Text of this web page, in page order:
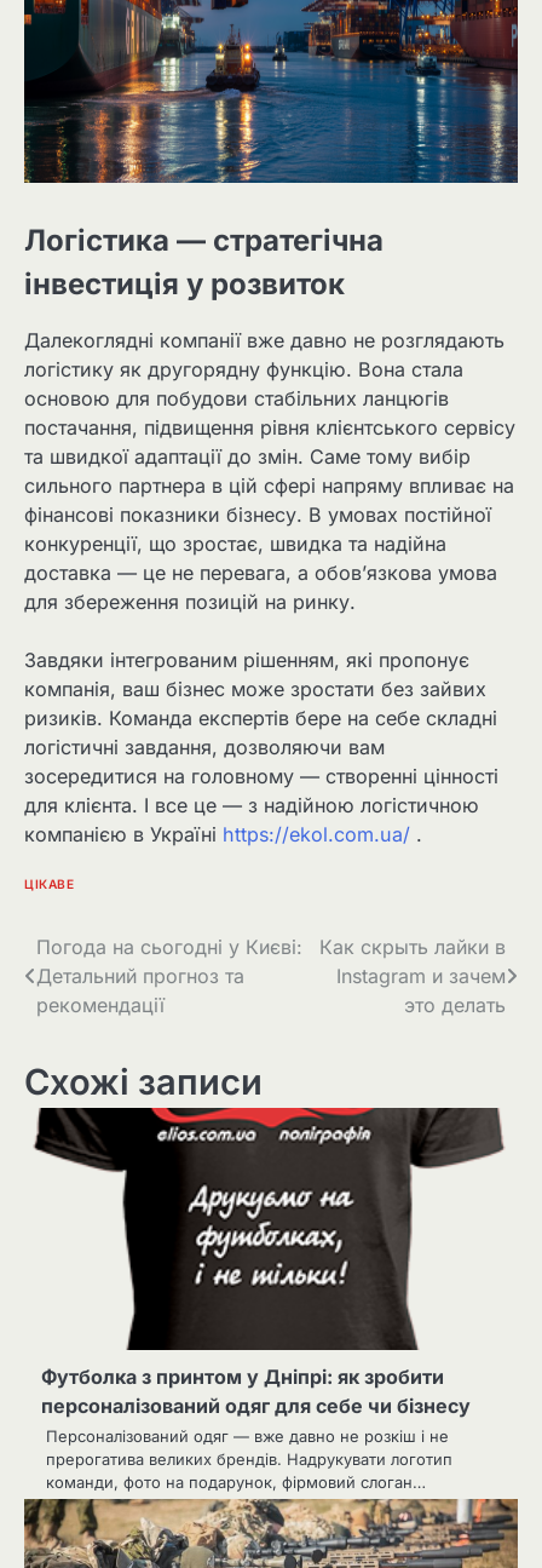
Логістика — стратегічна
інвестиція у розвиток
Далекоглядні компанії вже давно не розглядають
логістику як другорядну функцію. Вона стала
основою для побудови стабільних ланцюгів
постачання, підвищення рівня клієнтського сервісу
та швидкої адаптації до змін. Саме тому вибір
сильного партнера в цій сфері напряму впливає на
фінансові показники бізнесу. В умовах постійної
конкуренції, що зростає, швидка та надійна
доставка — це не перевага, а обов’язкова умова
для збереження позицій на ринку.
Завдяки інтегрованим рішенням, які пропонує
компанія, ваш бізнес може зростати без зайвих
ризиків. Команда експертів бере на себе складні
логістичні завдання, дозволяючи вам
зосередитися на головному — створенні цінності
для клієнта. І все це — з надійною логістичною
компанією в Україні https://ekol.com.ua/ .
ЦІКАВЕ
Навігація
записів
Погода на сьогодні у Києві:
Детальний прогноз та
рекомендації
Как скрыть лайки в
Instagram и зачем
это делать
Схожі записи
Футболка з принтом у Дніпрі: як зробити
персоналізований одяг для себе чи бізнесу
Персоналізований одяг — вже давно не розкіш і не
прерогатива великих брендів. Надрукувати логотип
команди, фото на подарунок, фірмовий слоган…